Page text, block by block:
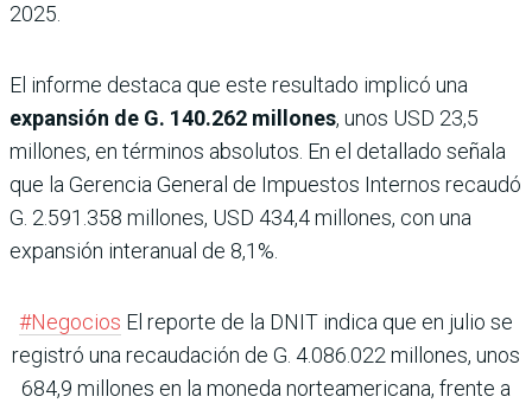
2025.
El informe destaca que este resultado implicó una
expansión de G. 140.262 millones, unos USD 23,5
millones, en términos absolutos. En el detallado señala
que la Gerencia General de Impuestos Internos recaudó
G. 2.591.358 millones, USD 434,4 millones, con una
expansión interanual de 8,1%.
#Negocios El reporte de la DNIT indica que en julio se
registró una recaudación de G. 4.086.022 millones, unos
684,9 millones en la moneda norteamericana, frente a